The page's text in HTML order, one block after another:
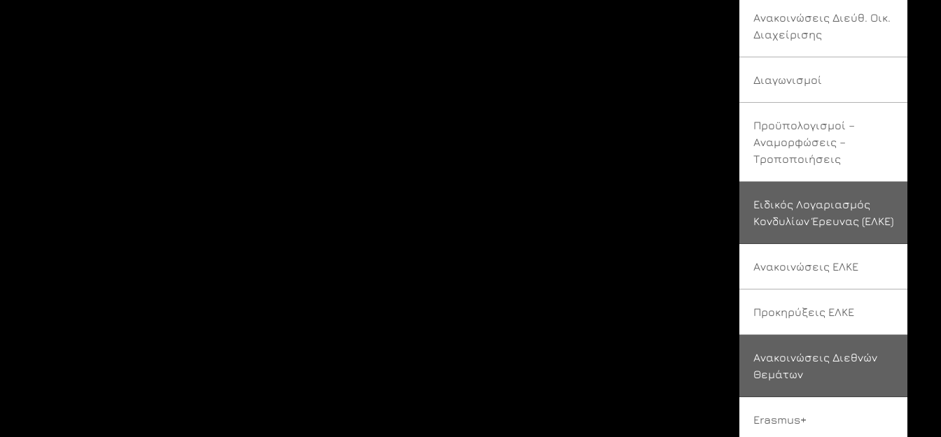
Ανακοινώσεις Διεύθ. Οικ.
Διαχείρισης
Διαγωνισμοί
Προϋπολογισμοί –
Αναμορφώσεις –
Τροποποιήσεις
Ειδικός Λογαριασμός
Κονδυλίων Έρευνας (ΕΛΚΕ)
Ανακοινώσεις ΕΛΚΕ
Προκηρύξεις ΕΛΚΕ
Ανακοινώσεις Διεθνών
Θεμάτων
Erasmus+